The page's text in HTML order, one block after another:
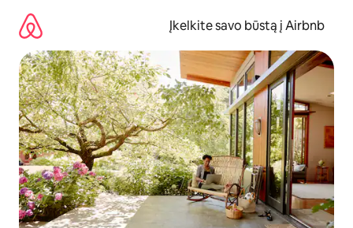
turinio
Įkelkite savo būstą į Airbnb